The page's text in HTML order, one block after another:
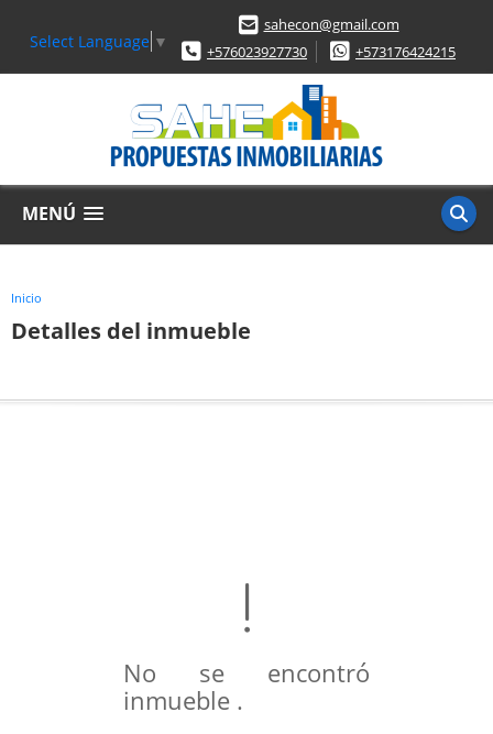
Select Language ▼
sahecon@gmail.com
+576023927730
+573176424215
MENÚ
Inicio
Detalles del inmueble
No se encontró
inmueble .